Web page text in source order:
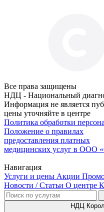
Все права защищены
НДЦ - Национальный
Информация не является
цены уточняйте в центре
Политика обработки
Положение о правилах
предоставления платных
медицинских услуг в ООО
Навигация
Услуги и цены Акции
Новости / Статьи О центре
НДЦ